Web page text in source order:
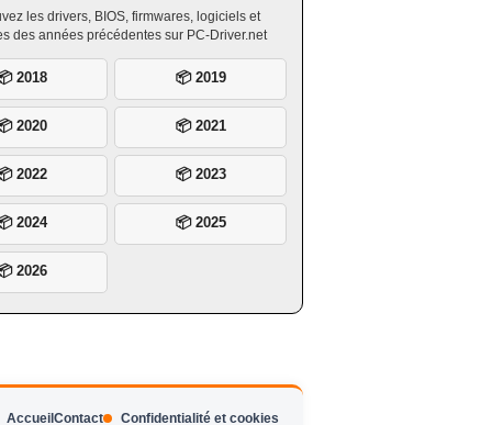
les drivers, BIOS, firmwares, logiciels et
des années précédentes sur PC-Driver.net
2018 📦 2019
2020 📦 2021
2022 📦 2023
2024 📦 2025
2026
Accueil Contact Confidentialité et cookies